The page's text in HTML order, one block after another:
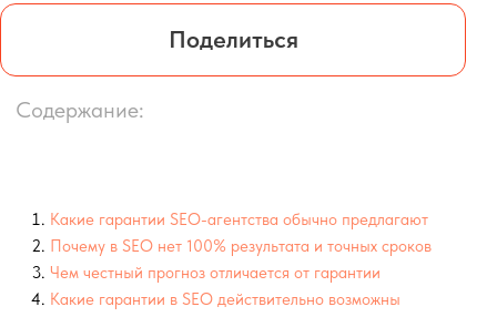
Как отличить честные обещания от манипуляций
На что реально рассчитывать бизнесу
Что выбрать: гарантии позиций или прозрачную стратегию